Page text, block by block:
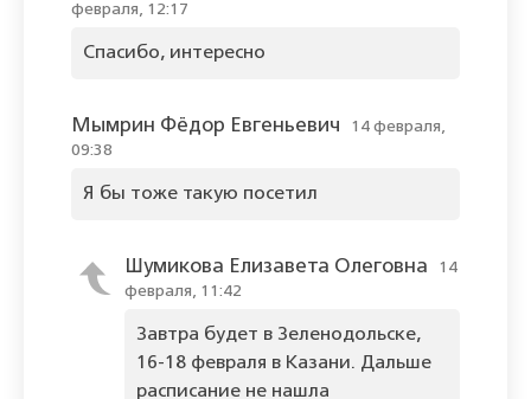
февраля, 12:17
Спасибо, интересно
Мымрин Фёдор Евгеньевич
14 февраля,
09:38
Я бы тоже такую посетил
Шумикова Елизавета Олеговна
14
февраля, 11:42
Завтра будет в Зеленодольске,
16-18 февраля в Казани. Дальше
расписание не нашла